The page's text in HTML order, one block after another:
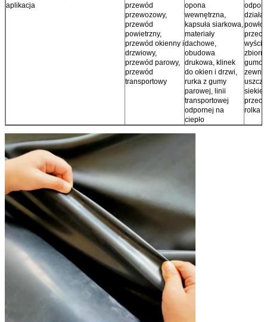
aplikacja
przewód
przewozowy,
przewód
powietrzny,
przewód okienny i
drzwiowy,
przewód parowy,
przewód
transportowy
opona
wewnętrzna,
kapsuła siarkowa,
materiały
dachowe,
obudowa
drukowa, klinek
do okien i drzwi,
rurka z gumy
parowej, linii
transportowej
odpornej na
ciepło
rolka